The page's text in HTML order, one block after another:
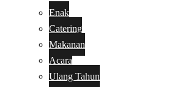
Enak
Catering
Makanan
Acara
Ulang Tahun